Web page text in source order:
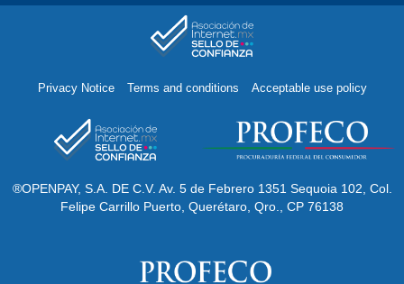
Privacy Notice Terms and conditions Acceptable use policy
®OPENPAY, S.A. DE C.V. Av. 5 de Febrero 1351 Sequoia 102, Col.
Felipe Carrillo Puerto, Querétaro, Qro., CP 76138